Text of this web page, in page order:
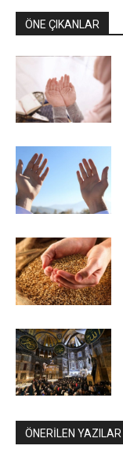
ÖNE ÇIKANLAR
ÖNERİLEN YAZILAR